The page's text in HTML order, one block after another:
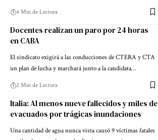
4 Min de Lectura
Docentes realizan un paro por 24 horas
en CABA
El sindicato exigirá a las conducciones de CTERA y CTA
un plan de lucha y marchará junto a la candidata…
2 Min de Lectura
Italia: Al menos nueve fallecidos y miles de
evacuados por trágicas inundaciones
Una cantidad de agua nunca vista causó 9 víctimas fatales